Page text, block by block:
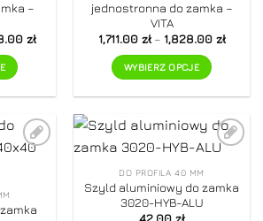
stronie
produktu
–
złZakres
2,438.00 zł
jednostronna do zamka –
VITA
1,711.00 zł – 1,828.00 złZakres
WYBIERZ OPCJE
ma
wiele
Opcje
można
wybrać
ulubionych
DO PROFILA 40 MM
Szyld aluminiowy do zamka
3020-HYB-ALU